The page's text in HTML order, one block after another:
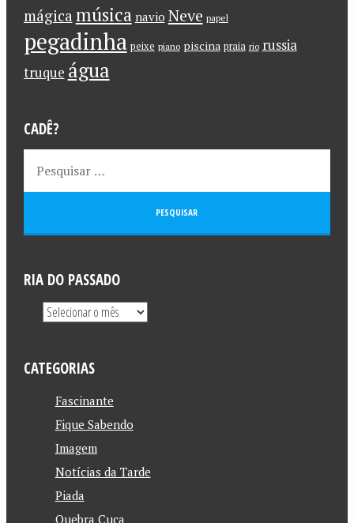
mágica música navio Neve papel
pegadinha peixe piano piscina praia rio russia
truque água
CADÊ?
RIA DO PASSADO
CATEGORIAS
Fascinante
Fique Sabendo
Imagem
Notícias da Tarde
Piada
Quebra Cuca